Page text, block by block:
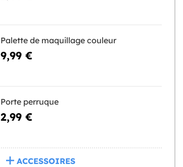
Palette de maquillage couleur
9,99 €
Porte perruque
2,99 €
ACCESSOIRES